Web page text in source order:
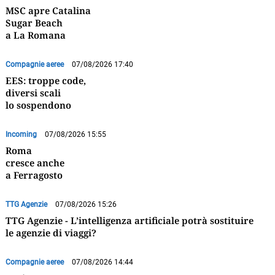
MSC apre Catalina
Sugar Beach
a La Romana
Compagnie aeree 07/08/2026 17:40
EES: troppe code,
diversi scali
lo sospendono
Incoming 07/08/2026 15:55
Roma
cresce anche
a Ferragosto
TTG Agenzie 07/08/2026 15:26
TTG Agenzie - L’intelligenza artificiale potrà sostituire
le agenzie di viaggi?
Compagnie aeree 07/08/2026 14:44